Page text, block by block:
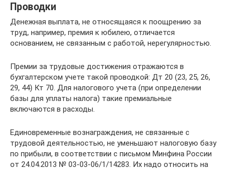
Проводки
Денежная выплата, не относящаяся к поощрению за
труд, например, премия к юбилею, отличается
основанием, не связанным с работой, нерегулярностью.
Премии за трудовые достижения отражаются в
бухгалтерском учете такой проводкой: Дт 20 (23, 25, 26,
29, 44) Кт 70. Для налогового учета (при определении
базы для уплаты налога) такие премиальные
включаются в расходы.
Единовременные вознаграждения, не связанные с
трудовой деятельностью, не уменьшают налоговую базу
по прибыли, в соответствии с письмом Минфина России
от 24.04.2013 № 03-03-06/1/14283. Их надо относить на